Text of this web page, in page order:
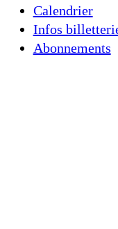
Calendrier
Infos
Abonnements